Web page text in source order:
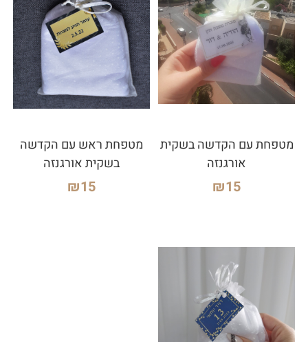
מטפחת עם הקדשה בשקית
אורגנזה
₪15
מטפחת ראש עם הקדשה
בשקית אורגנזה
₪15